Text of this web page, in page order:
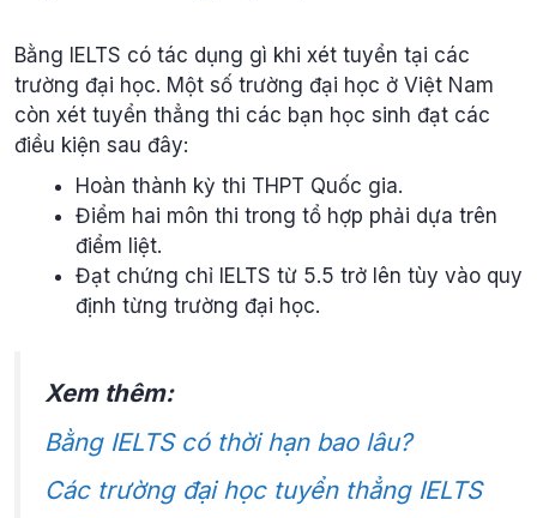
Bằng IELTS có tác dụng gì khi xét tuyển tại các
trường đại học. Một số trường đại học ở Việt Nam
còn xét tuyển thẳng thi các bạn học sinh đạt các
điều kiện sau đây:
Hoàn thành kỳ thi THPT Quốc gia.
Điểm hai môn thi trong tổ hợp phải dựa trên
điểm liệt.
Đạt chứng chỉ IELTS từ 5.5 trở lên tùy vào quy
định từng trường đại học.
Xem thêm:
Bằng IELTS có thời hạn bao lâu?
Các trường đại học tuyển thẳng IELTS